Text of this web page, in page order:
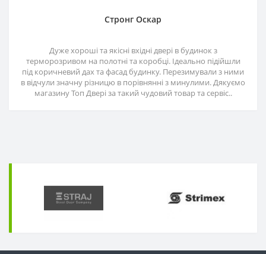
Стронг Оскар
Дуже хороші та якісні вхідні двері в будинок з
терморозривом на полотні та коробці. Ідеально підійшли
під коричневий дах та фасад будинку. Перезимували з ними
в відчули значну різницю в порівнянні з минулими. Дякуємо
магазину Топ Двері за такий чудовий товар та сервіс..